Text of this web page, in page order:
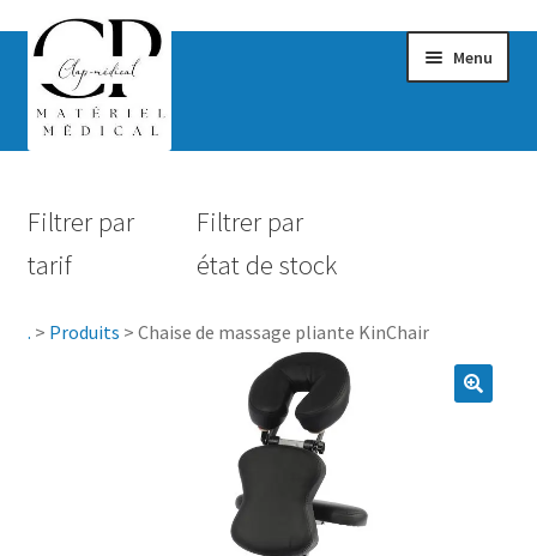
Menu
Hygiène
Accessoires Salle de bain
Vêtements & Chaussures
Filtrer par
tarif
Filtrer par
état de stock
. > Produits > Chaise de massage pliante KinChair